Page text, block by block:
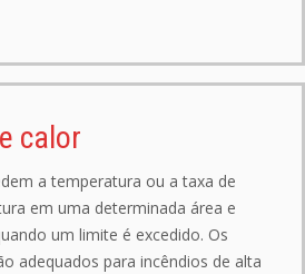
calor
a temperatura ou a taxa de
em uma determinada área e
um limite é excedido. Os
adequados para incêndios de alta